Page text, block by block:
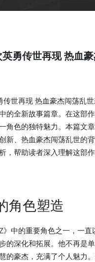
勇传世再现 热血
传世再现 热血豪杰闯荡乱
的全新故事篇章。在这部
角色的独特魅力。本篇文
新、热血豪杰闯荡乱世的
，帮助读者深入理解这部作
角色塑造
中的重要角色之一，一
的深化和拓展。他不再是
的豪杰，充满了个人魅力